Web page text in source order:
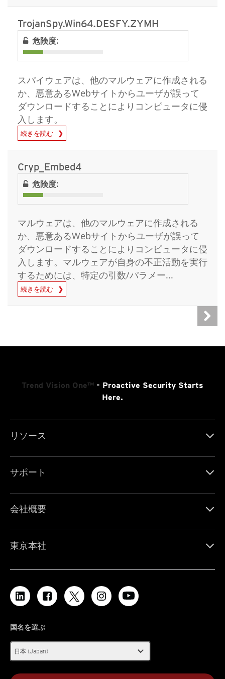
TrojanSpy.Win64.DESFY.ZYMH
危険度:
スパイウェアは、他のマルウェアに作成される
か、悪意あるWebサイトからユーザが誤って
ダウンロードすることによりコンピュータに侵
入します。
続きを読む
Cryp_Embed4
危険度:
マルウェアは、他のマルウェアに作成される
か、悪意あるWebサイトからユーザが誤って
ダウンロードすることによりコンピュータに侵
入します。マルウェアが自身の不正活動を実行
するためには、特定の引数/パラメー...
続きを読む
Trend Vision One™ - Proactive Security Starts
Here.
リソース
サポート
会社概要
東京本社
国名を選ぶ
日本 (Japan) expand_more